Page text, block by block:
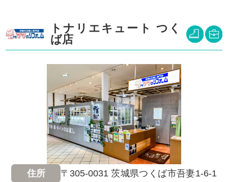
トナリエキュート つく
ば店
住所
〒305-0031 茨城県つくば市吾妻1-6-1